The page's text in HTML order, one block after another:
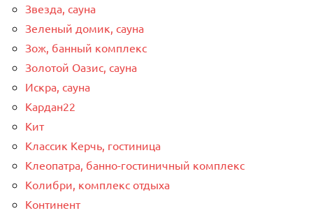
Звезда, сауна
Зеленый домик, сауна
Зож, банный комплекс
Золотой Оазис, сауна
Искра, сауна
Кардан22
Кит
Классик Керчь, гостиница
Клеопатра, банно-гостиничный комплекс
Колибри, комплекс отдыха
Континент